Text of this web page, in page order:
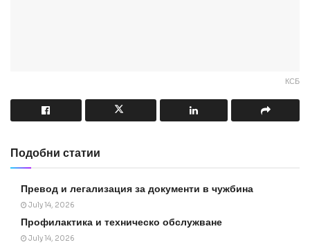
КСБ
Подобни статии
Превод и легализация за документи в чужбина
July 14, 2026
Профилактика и техническо обслужване
July 14, 2026